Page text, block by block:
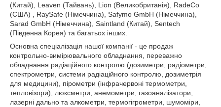
(Китай), Leaven (Тайвань), Lion (Великобританія), RadeCo
(США) , RaySafe (Німеччина), Safymo GmbH (Німеччина),
Sarad GmbH (Німеччина), Saintland (Китай), Sentech
(Південна Корея) та багатьох інших.
Основна спеціалізація нашої компанії - це продаж
контрольно-вимірювального обладнання, переважно
обладнання радіаційного контролю (дозиметри, радіометри,
спектрометри, системи радіаційного контролю, дозиметрія
для медицини), пірометри (інфрачервоні термометри,
тепловізори), люксметри, анемометри, газоаналізатори,
лазерні дально та алкометри, термогігрометри, шумоміри,